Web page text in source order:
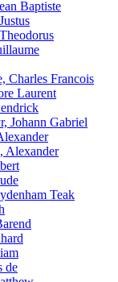
Baptiste
Charles Francois
Laurent
Johann Gabriel
Alexander
Teak
de